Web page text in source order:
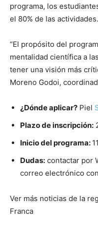
programa, los
el 80% de las actividades.
“El propósito del
mentalidad científica a
tener una visión más
Moreno Godoi,
¿Dónde aplicar? Piel
Plazo de inscripción:
Inicio del programa:
Dudas: contactar por
correo electrónico
Ver más noticias de la
Franca